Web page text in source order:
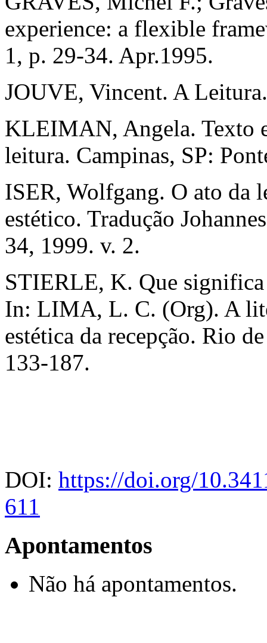
experience: a flexible
1, p. 29-34. Apr.1995.
JOUVE, Vincent. A
KLEIMAN, Angela. Texto
leitura. Campinas, SP:
ISER, Wolfgang. O ato da
estético. Tradução
34, 1999. v. 2.
STIERLE, K. Que
In: LIMA, L. C. (Org). A
estética da recepção. Rio
133-187.
DOI: https://doi.org/
611
Apontamentos
Não há apontamentos.